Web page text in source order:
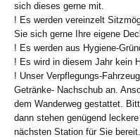
sich dieses gerne mit.
! Es werden vereinzelt
Sie sich gerne Ihre eigene
! Es werden aus Hygiene-
! Es wird in diesem Jahr kein
! Unser Verpflegungs-
Getränke- Nachschub an.
dem Wanderweg gestattet.
dann stehen genügend
nächsten Station für Sie bereit.